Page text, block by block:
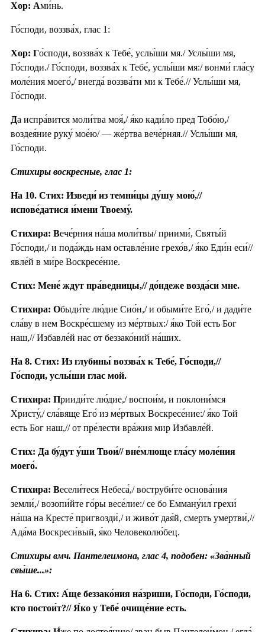
Хор: Ами́нь.
Го́споди, воззва́х, глас 1:
Хор: Го́споди, воззва́х к Тебе́, услы́ши мя./ Услы́ши мя,
Го́споди./ Го́споди, воззва́х к Тебе́, услы́ши мя:/ вонми́ гла́су
моле́ния моего́,/ внегда́ воззва́ти ми к Тебе́.// Услы́ши мя,
Го́споди.
Да испра́вится моли́тва моя́,/ я́ко кади́ло пред Тобо́ю,/
воздея́ние руку́ мое́ю/ — же́ртва вече́рняя.// Услы́ши мя,
Го́споди.
Стихиры воскресные, глас 1:
На 10. Стих: Изведи́ из темни́цы ду́шу мою́,//
испове́датися и́мени Твоему́.
Стихира: Вече́рния на́ша моли́твы/ приими́, Святы́й
Го́споди,/ и пода́ждь нам оставле́ние грехо́в,/ я́ко Еди́н еси́//
явле́й в ми́ре Воскресе́ние.
Стих: Мене́ ждут пра́ведницы,// до́ндеже возда́си мне.
Стихира: Обыди́те лю́дие Сио́н,/ и обыми́те Его́,/ и дади́те
сла́ву в нем Воскре́сшему из ме́ртвых:/ я́ко Той есть Бог
наш,// Избавле́й нас от беззако́ний на́ших.
На 8. Стих: Из глубины́ воззва́х к Тебе́, Го́споди,//
Го́споди, услы́ши глас мой.
Стихира: Прииди́те лю́дие,/ воспои́м, и поклони́мся
Христу́,/ сла́вяще Его́ из ме́ртвых Воскресе́ние:/ я́ко Той
есть Бог наш,// от пре́лести вра́жия мир Избавле́й.
Стих: Да бу́дут у́ши Твои́// вне́млюще гла́су моле́ния
моего́.
Стихира: Весели́теся Небеса́,/ воструби́те основа́ния
земли́,/ возопи́йте го́ры весе́лие:/ се бо Емману́ил грехи́
на́ша на Кресте́ пригвозди́,/ и живо́т дая́й, смерть умертви́,//
Ада́ма Воскреси́вый, я́ко Человеколю́бец.
Стихиры вмч. Пантелеимона, глас 4, подобен: «Зва́нный
свы́ше...»:
На 6. Стих: А́ще беззако́ния на́зриши, Го́споди, Го́споди,
кто постои́т?// Я́ко у Тебе́ очище́ние есть.